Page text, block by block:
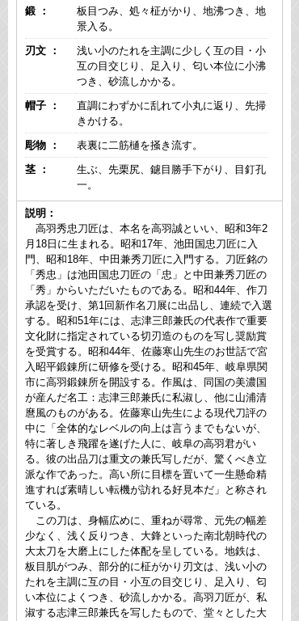
鍛 ：
板目つみ、処々柾がかり、地沸つき、地
景入る。
刃文 ：
浅い小のたれを主調に少しく互の目・小
互の目交じり、足入り、匂い本位に小沸
つき、砂流しかかる。
帽子 ：
直調にわずかに乱れて小丸に返り、先掃
きかける。
彫物 ：
表裏に二筋樋を掻き流す。
茎 ：
生ぶ、先栗尻、鑢目勝手下がり、目釘孔
一。
説明：
高羽秀忠刀匠は、本名を高羽誠といい、昭和3年2
月18日に生まれる。昭和17年、池田国忠刀匠に入
門、昭和18年、中田兼秀刀匠に入門する。刀匠銘の
「秀忠」は池田国忠刀匠の「忠」と中田兼秀刀匠の
「秀」からいただいたものである。昭和44年、作刀
承認を受け、第1回新作名刀展に出品し、連続で入選
する。昭和51年には、志津三郎兼氏の代表作で重要
文化財に指定されている切刃造のものを写し奨励賞
を受賞する。昭和44年、佐藤寒山先生のお世話で宮
入昭平鍛錬所に研修を受ける。昭和45年、岐阜県関
市に高羽鍛錬所を開設する。作風は、同国の美濃国
が産んだ名工：志津三郎兼氏に私淑し、他に山浦清
麿風のものがある。佐藤寒山先生による現代刀評の
中に「全体的なレベルの向上は言うまでもないが、
特に著しき飛躍を遂げた人に、岐阜の高羽君がい
る。彼の出品刀は重文の兼氏写しだが、驚くべき立
派な作であった。高い所に目標を置いて一生懸命精
進すれば素晴しい転機が訪れる好見本だ」と称され
ている。
この刀は、身幅広めに、重ねが尋常、元先の幅差
少なく、浅く反りつき、大鋒といった南北朝時代の
大太刀を大磨上にした体配を呈している。地鉄は、
板目肌がつみ、部分的に柾がかり刃文は、浅い小の
たれを主調に互の目・小互の目交じり、足入り、匂
い本位によくつき、砂流しかかる。高羽刀匠が、私
淑する志津三郎兼氏を写したもので、堂々とした大